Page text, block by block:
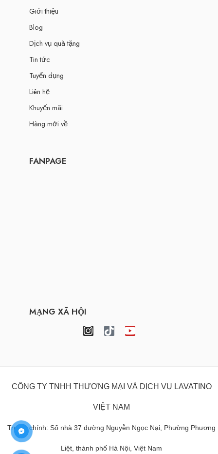
Giới thiệu
Blog
Dịch vụ quà tặng
Tin tức
Tuyển dụng
Liên hệ
Khuyến mãi
Hàng mới về
FANPAGE
MẠNG XÃ HỘI
CÔNG TY TNHH THƯƠNG MẠI VÀ DỊCH VỤ LAVATINO
VIỆT NAM
Trụ sở chính: Số nhà 37 đường Nguyễn Ngọc Nại, Phường Phương
Liệt, thành phố Hà Nội, Việt Nam